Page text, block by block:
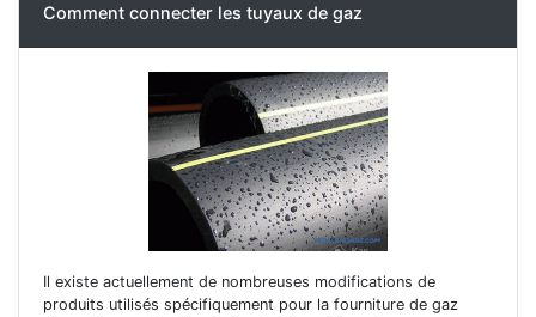
Comment connecter les tuyaux de gaz
Il existe actuellement de nombreuses modifications de
produits utilisés spécifiquement pour la fourniture de gaz